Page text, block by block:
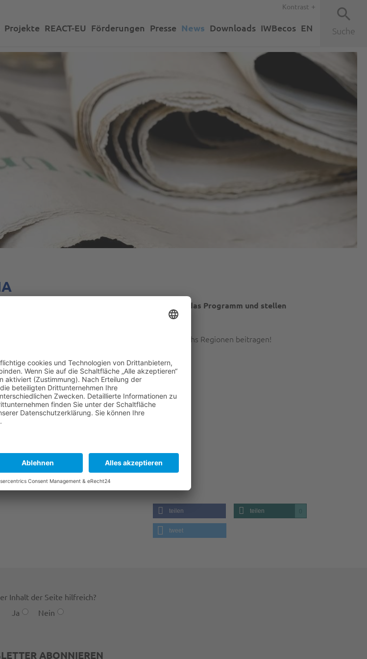
Projekte REACT-EU Förderungen Presse News Downloads IWBecos EN Suche
Kontrast
über Fördermöglichkeiten, Aktuelles rund um das Programm und stellen
Innovation, Wohlstand und Klimaschutz in Österreichs Regionen beitragen!
teilen teilen
tweet
Inhalt der Seite hilfreich?
Ja
Nein
ABONNIEREN